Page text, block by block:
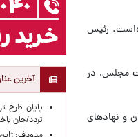
رئیس
مجلس، در
و نهادهای
آخرین
تردد/جان باختن ۲۴ زائر در